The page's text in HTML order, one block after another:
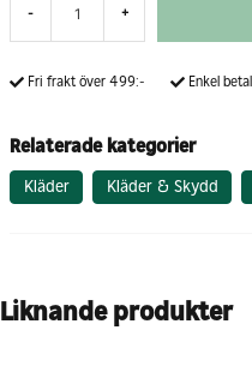
- +
Fri frakt över 499:- Enkel
Relaterade kategorier
Kläder Kläder & Skydd
Liknande produkter